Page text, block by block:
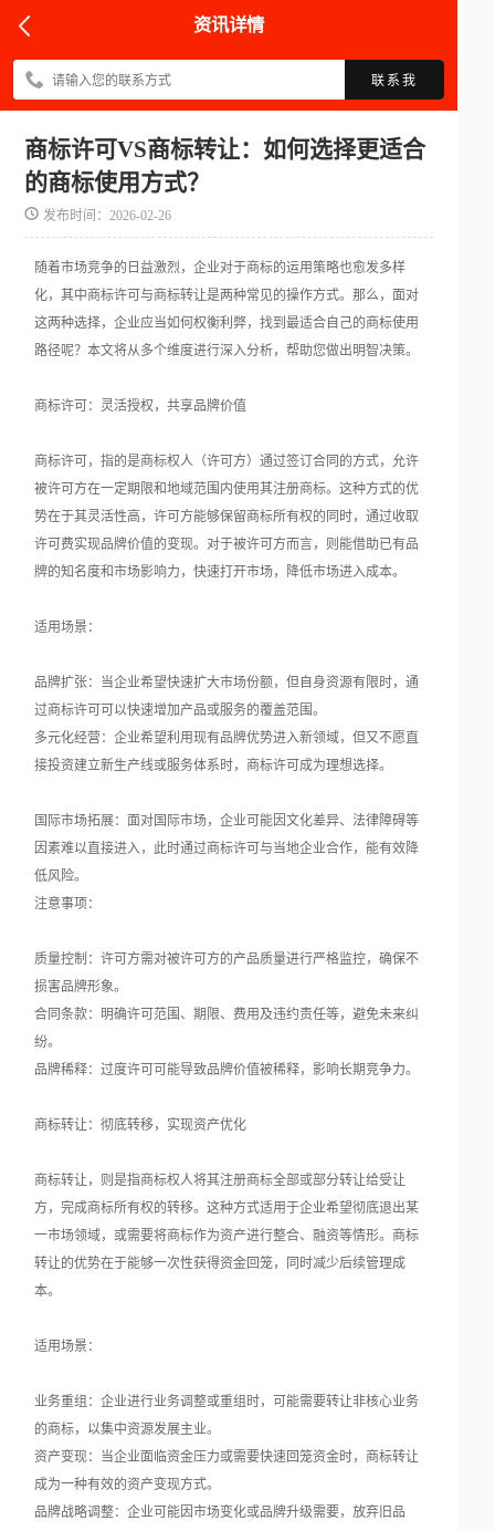
资讯详情
联系我
商标许可VS商标转让：如何选择更适合
的商标使用方式？
发布时间：2026-02-26
随着市场竞争的日益激烈，企业对于商标的运用策略也愈发多样
化，其中商标许可与商标转让是两种常见的操作方式。那么，面对
这两种选择，企业应当如何权衡利弊，找到最适合自己的商标使用
路径呢？本文将从多个维度进行深入分析，帮助您做出明智决策。
商标许可：灵活授权，共享品牌价值
商标许可，指的是商标权人（许可方）通过签订合同的方式，允许
被许可方在一定期限和地域范围内使用其注册商标。这种方式的优
势在于其灵活性高，许可方能够保留商标所有权的同时，通过收取
许可费实现品牌价值的变现。对于被许可方而言，则能借助已有品
牌的知名度和市场影响力，快速打开市场，降低市场进入成本。
适用场景：
品牌扩张：当企业希望快速扩大市场份额，但自身资源有限时，通
过商标许可可以快速增加产品或服务的覆盖范围。
多元化经营：企业希望利用现有品牌优势进入新领域，但又不愿直
接投资建立新生产线或服务体系时，商标许可成为理想选择。
国际市场拓展：面对国际市场，企业可能因文化差异、法律障碍等
因素难以直接进入，此时通过商标许可与当地企业合作，能有效降
低风险。
注意事项：
质量控制：许可方需对被许可方的产品质量进行严格监控，确保不
损害品牌形象。
合同条款：明确许可范围、期限、费用及违约责任等，避免未来纠
纷。
品牌稀释：过度许可可能导致品牌价值被稀释，影响长期竞争力。
商标转让：彻底转移，实现资产优化
商标转让，则是指商标权人将其注册商标全部或部分转让给受让
方，完成商标所有权的转移。这种方式适用于企业希望彻底退出某
一市场领域，或需要将商标作为资产进行整合、融资等情形。商标
转让的优势在于能够一次性获得资金回笼，同时减少后续管理成
本。
适用场景：
业务重组：企业进行业务调整或重组时，可能需要转让非核心业务
的商标，以集中资源发展主业。
资产变现：当企业面临资金压力或需要快速回笼资金时，商标转让
成为一种有效的资产变现方式。
品牌战略调整：企业可能因市场变化或品牌升级需要，放弃旧品